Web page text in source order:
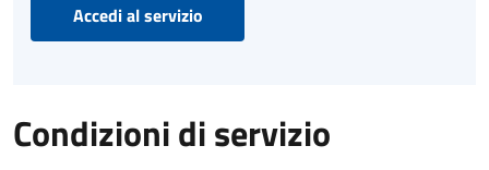
Accedi al servizio
Condizioni di servizio